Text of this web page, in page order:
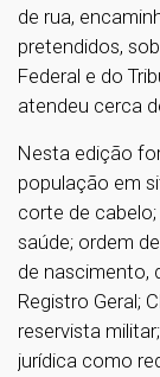
de rua,
pretendidos,
Federal e do
atendeu cerca
Nesta edição
população em
corte de
saúde; ordem
de nascimento,
Registro Geral;
reservista
jurídica como